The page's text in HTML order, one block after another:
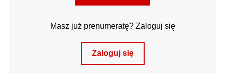
Masz już prenumeratę? Zaloguj się
Zaloguj się